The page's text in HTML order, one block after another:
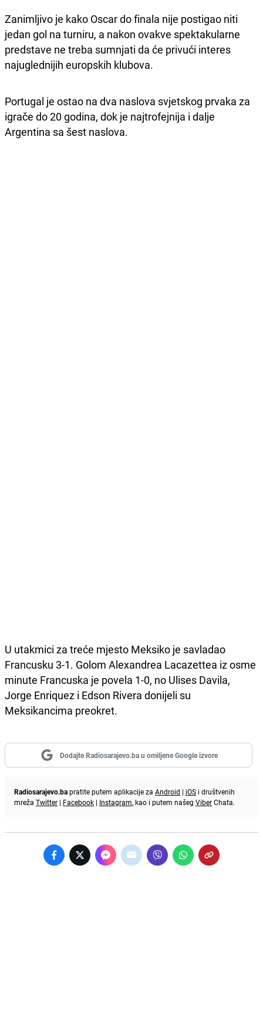
Zanimljivo je kako Oscar do finala nije postigao niti
jedan gol na turniru, a nakon ovakve spektakularne
predstave ne treba sumnjati da će privući interes
najuglednijih europskih klubova.
Portugal je ostao na dva naslova svjetskog prvaka za
igrače do 20 godina, dok je najtrofejnija i dalje
Argentina sa šest naslova.
U utakmici za treće mjesto Meksiko je savladao
Francusku 3-1. Golom Alexandrea Lacazettea iz osme
minute Francuska je povela 1-0, no Ulises Davila,
Jorge Enriquez i Edson Rivera donijeli su
Meksikancima preokret.
Dodajte Radiosarajevo.ba u omiljene Google izvore
Radiosarajevo.bapratite putem aplikacije za Android | iOS i društvenih
mreža Twitter | Facebook | Instagram, kao i putem našeg ViberChata.